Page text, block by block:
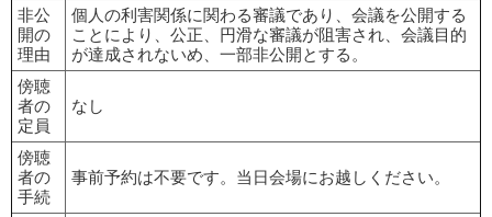
非公
開の
理由
個人の利害関係に関わる審議であり、会議を公開する
ことにより、公正、円滑な審議が阻害され、会議目的
が達成されないめ、一部非公開とする。
傍聴
者の
定員
なし
傍聴
者の
手続
事前予約は不要です。当日会場にお越しください。